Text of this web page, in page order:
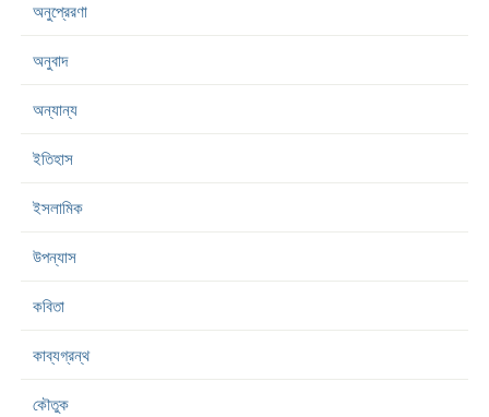
অনুপ্রেরণা
অনুবাদ
অন্যান্য
ইতিহাস
ইসলামিক
উপন্যাস
কবিতা
কাব্যগ্রন্থ
কৌতুক